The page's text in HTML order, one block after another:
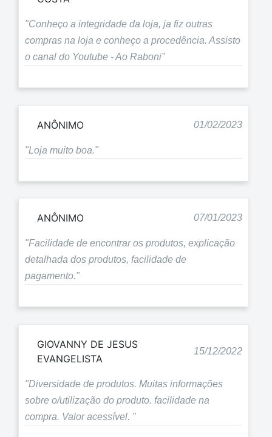
"Conheço a integridade da loja, ja fiz outras
compras na loja e conheço a procedência. Assisto
o canal do Youtube - Ao Raboni"
ANÔNIMO 01/02/2023
"Loja muito boa."
ANÔNIMO 07/01/2023
"Facilidade de encontrar os produtos, explicação
detalhada dos produtos, facilidade de
pagamento."
GIOVANNY DE JESUS
EVANGELISTA
15/12/2022
"Diversidade de produtos. Muitas informações
sobre o/utilização do produto. facilidade na
compra. Valor acessível. "